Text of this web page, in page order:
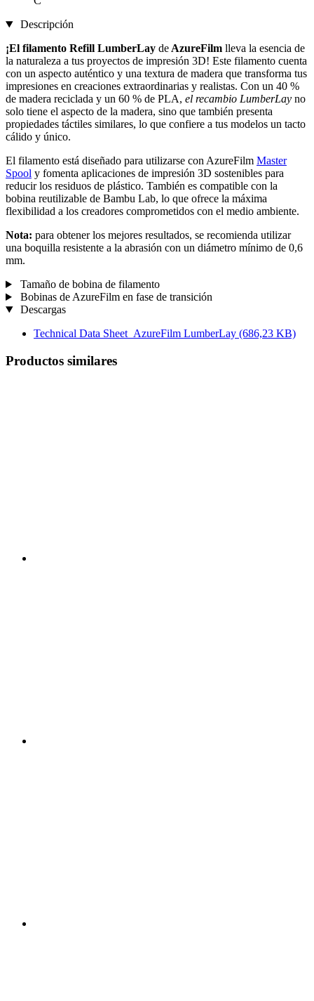
Descripción
¡El filamento Refill LumberLay de AzureFilm lleva la esencia de
la naturaleza a tus proyectos de impresión 3D! Este filamento cuenta
con un aspecto auténtico y una textura de madera que transforma tus
impresiones en creaciones extraordinarias y realistas. Con un 40 %
de madera reciclada y un 60 % de PLA, el recambio LumberLay no
solo tiene el aspecto de la madera, sino que también presenta
propiedades táctiles similares, lo que confiere a tus modelos un tacto
cálido y único.
El filamento está diseñado para utilizarse con AzureFilm Master
Spool y fomenta aplicaciones de impresión 3D sostenibles para
reducir los residuos de plástico. También es compatible con la
bobina reutilizable de Bambu Lab, lo que ofrece la máxima
flexibilidad a los creadores comprometidos con el medio ambiente.
Nota: para obtener los mejores resultados, se recomienda utilizar
una boquilla resistente a la abrasión con un diámetro mínimo de 0,6
mm.
Tamaño de bobina de filamento
Bobinas de AzureFilm en fase de transición
Descargas
Technical Data Sheet_AzureFilm LumberLay (686,23 KB)
Productos similares